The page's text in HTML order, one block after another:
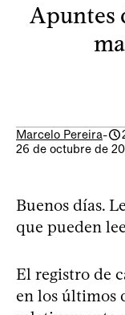
Apuntes
Marcelo Pereira-
26 de octubre de
Buenos días.
que pueden
El registro de
en los últimos